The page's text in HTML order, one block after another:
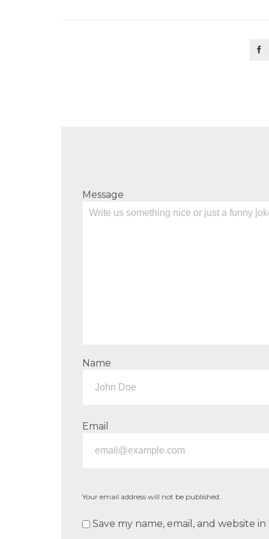

Message
Name
Email
Your email address will not be published.
Save my name, email, and website